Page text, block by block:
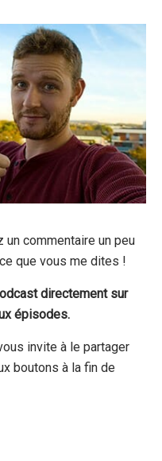
un commentaire un peu
que vous me dites !
directement sur
épisodes.
invite à le partager
boutons à la fin de